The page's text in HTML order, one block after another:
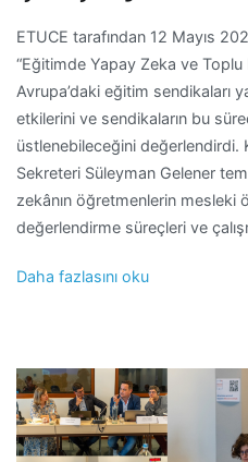
ETUCE tarafından 12 Mayıs
“Eğitimde Yapay Zeka ve Toplu
Avrupa’daki eğitim sendikaları
etkilerini ve sendikaların bu
üstlenebileceğini değerlendirdi.
Sekreteri Süleyman Gelener
zekânın öğretmenlerin mesleki
değerlendirme süreçleri ve
Daha fazlasını oku